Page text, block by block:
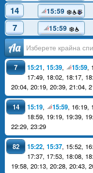
14
15:59
7
15:59
Аа
7 15:21, 15:39, 15:59,
17:49, 18:02, 18:17,
20:04, 20:19, 20:39, 21:04,
14 15:19, 15:59, 16:19,
18:59, 19:19, 19:39,
22:29, 23:29
82 15:22, 15:37, 15:52,
17:37, 17:53, 18:08,
19:58, 20:13, 20:28, 20:43,